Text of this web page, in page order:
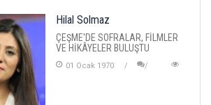
Hilal Solmaz
ÇEŞME'DE SOFRALAR, FİLMLER
VE HİKÂYELER BULUŞTU
01 Ocak 1970